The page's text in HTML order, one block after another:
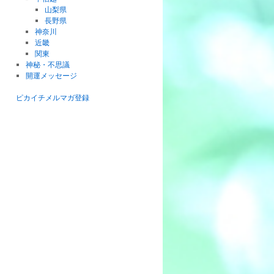
山梨県
長野県
神奈川
近畿
関東
神秘・不思議
開運メッセージ
ピカイチメルマガ登録